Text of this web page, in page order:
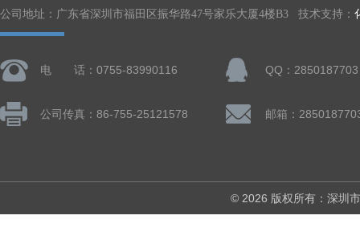
公司地址：广东省深圳市福田区振华路47号家乐大厦4楼B3 技术支持：
电 话：0755-83990116 QQ：2850187703
公司传真：86-755-25121578 邮箱：
© 2026 版权所有：深圳